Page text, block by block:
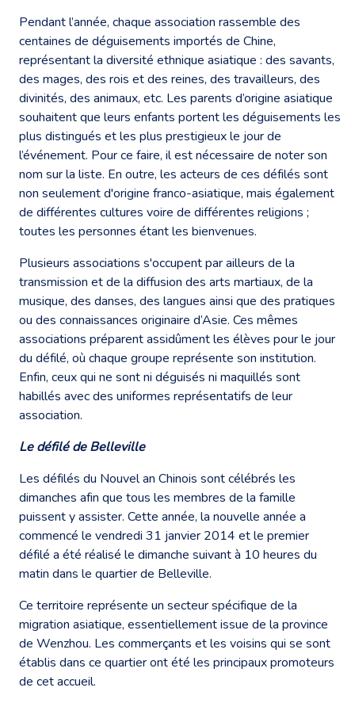
Pendant l’année, chaque association rassemble des
centaines de déguisements importés de Chine,
représentant la diversité ethnique asiatique : des savants,
des mages, des rois et des reines, des travailleurs, des
divinités, des animaux, etc. Les parents d’origine asiatique
souhaitent que leurs enfants portent les déguisements les
plus distingués et les plus prestigieux le jour de
l’événement. Pour ce faire, il est nécessaire de noter son
nom sur la liste. En outre, les acteurs de ces défilés sont
non seulement d'origine franco-asiatique, mais également
de différentes cultures voire de différentes religions ;
toutes les personnes étant les bienvenues.
Plusieurs associations s'occupent par ailleurs de la
transmission et de la diffusion des arts martiaux, de la
musique, des danses, des langues ainsi que des pratiques
ou des connaissances originaire d’Asie. Ces mêmes
associations préparent assidûment les élèves pour le jour
du défilé, où chaque groupe représente son institution.
Enfin, ceux qui ne sont ni déguisés ni maquillés sont
habillés avec des uniformes représentatifs de leur
association.
Le défilé de Belleville
Les défilés du Nouvel an Chinois sont célébrés les
dimanches afin que tous les membres de la famille
puissent y assister. Cette année, la nouvelle année a
commencé le vendredi 31 janvier 2014 et le premier
défilé a été réalisé le dimanche suivant à 10 heures du
matin dans le quartier de Belleville.
Ce territoire représente un secteur spécifique de la
migration asiatique, essentiellement issue de la province
de Wenzhou. Les commerçants et les voisins qui se sont
établis dans ce quartier ont été les principaux promoteurs
de cet accueil.